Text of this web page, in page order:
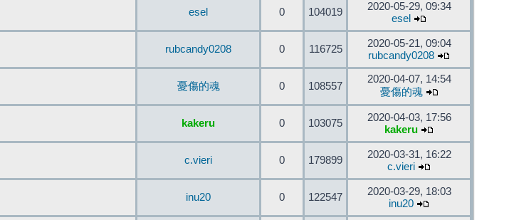
esel 0 104019
2020-05-29, 09:34
esel
rubcandy0208 0 116725
2020-05-21, 09:04
rubcandy0208
憂傷的魂 0 108557
2020-04-07, 14:54
憂傷的魂
kakeru 0 103075
2020-04-03, 17:56
kakeru
c.vieri 0 179899
2020-03-31, 16:22
c.vieri
inu20 0 122547
2020-03-29, 18:03
inu20